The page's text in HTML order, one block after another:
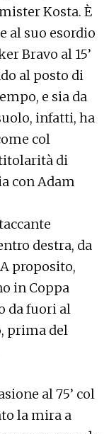
Kosta. È
al suo esordio
Bravo al 15’
al posto di
e sia da
infatti, ha
col
di
con Adam
destra, da
proposito,
in Coppa
da fuori al
prima del
al 75’ col
la mira a